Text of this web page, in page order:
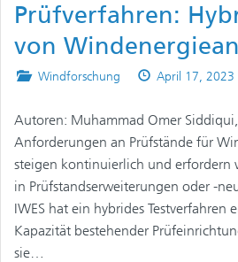
Prüfverfahren:
von
Posted
Windforschung
Published
April 17, 2023
Autoren: Muhammad Omer
Anforderungen an Prüfstände für
steigen kontinuierlich und erfordern
in Prüfstandserweiterungen oder -
IWES hat ein hybrides Testverfahren
Kapazität bestehender
sie…